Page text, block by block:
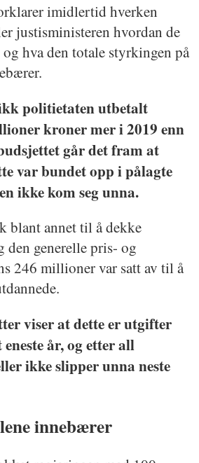
imidlertid hverken
justisministeren hvordan de
hva den totale styrkingen på
politietaten utbetalt
kroner mer i 2019 enn
går det fram at
var bundet opp i pålagte
ikke kom seg unna.
blant annet til å dekke
generelle pris- og
246 millioner var satt av til å
viser at dette er utgifter
år, og etter all
ikke slipper unna neste
innebærer